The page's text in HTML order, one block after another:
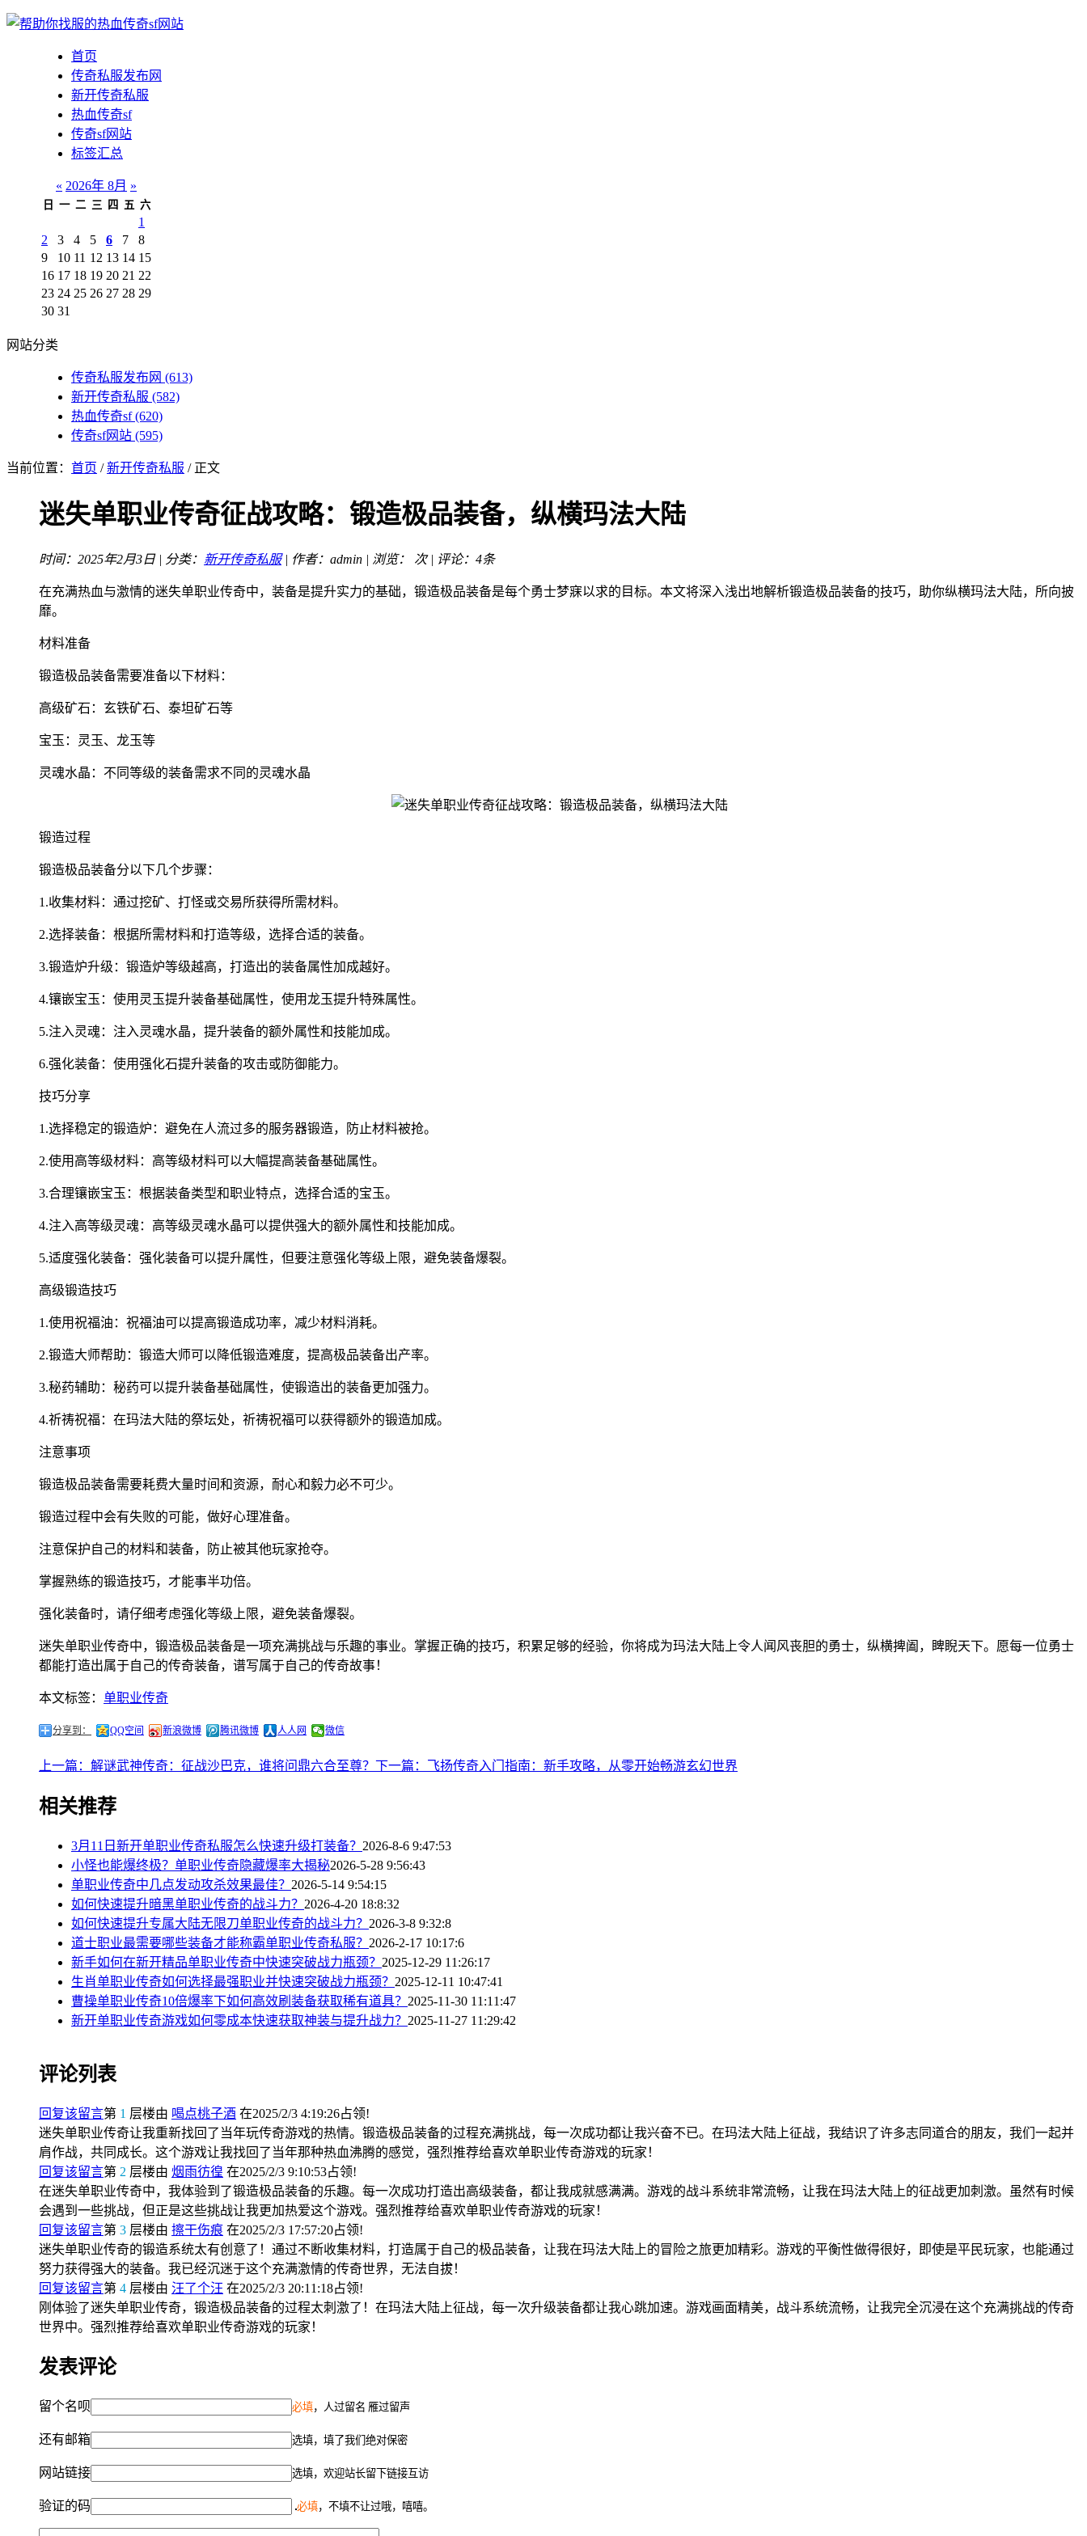
首页
传奇私服发布网
新开传奇私服
热血传奇sf
传奇sf网站
标签汇总
« 2026年 8月 »
日 一 二 三 四 五 六
1
2
3 4 5 6 7
8
9
10 11 12 13 14 15
16 17 18 19 20 21 22
23 24 25 26 27 28 29
30 31
网站分类
传奇私服发布网 (613)
新开传奇私服 (582)
热血传奇sf(620)
传奇sf网站 (595)
当前位置： 首页 /新开传奇私服 / 正文
迷失单职业传奇征战攻略：锻造极品装备，纵横玛法大陆
时间：2025年2月3日 | 分类： 新开传奇私服| 作者：admin | 浏览： 次 | 评论：4条
在充满热血与激情的迷失单职业传奇中，装备是提升实力的基础，锻造极品装备是每个勇士梦寐以求的目标。本文将深入浅出地解析锻造极品装备的技巧，助你纵横玛法大陆，所向披
靡。
材料准备
锻造极品装备需要准备以下材料：
高级矿石：玄铁矿石、泰坦矿石等
宝玉：灵玉、龙玉等
灵魂水晶：不同等级的装备需求不同的灵魂水晶
锻造过程
锻造极品装备分以下几个步骤：
1.收集材料：通过挖矿、打怪或交易所获得所需材料。
2.选择装备：根据所需材料和打造等级，选择合适的装备。
3.锻造炉升级：锻造炉等级越高，打造出的装备属性加成越好。
4.镶嵌宝玉：使用灵玉提升装备基础属性，使用龙玉提升特殊属性。
5.注入灵魂：注入灵魂水晶，提升装备的额外属性和技能加成。
6.强化装备：使用强化石提升装备的攻击或防御能力。
技巧分享
1.选择稳定的锻造炉：避免在人流过多的服务器锻造，防止材料被抢。
2.使用高等级材料：高等级材料可以大幅提高装备基础属性。
3.合理镶嵌宝玉：根据装备类型和职业特点，选择合适的宝玉。
4.注入高等级灵魂：高等级灵魂水晶可以提供强大的额外属性和技能加成。
5.适度强化装备：强化装备可以提升属性，但要注意强化等级上限，避免装备爆裂。
高级锻造技巧
1.使用祝福油：祝福油可以提高锻造成功率，减少材料消耗。
2.锻造大师帮助：锻造大师可以降低锻造难度，提高极品装备出产率。
3.秘药辅助：秘药可以提升装备基础属性，使锻造出的装备更加强力。
4.祈祷祝福：在玛法大陆的祭坛处，祈祷祝福可以获得额外的锻造加成。
注意事项
锻造极品装备需要耗费大量时间和资源，耐心和毅力必不可少。
锻造过程中会有失败的可能，做好心理准备。
注意保护自己的材料和装备，防止被其他玩家抢夺。
掌握熟练的锻造技巧，才能事半功倍。
强化装备时，请仔细考虑强化等级上限，避免装备爆裂。
迷失单职业传奇中，锻造极品装备是一项充满挑战与乐趣的事业。掌握正确的技巧，积累足够的经验，你将成为玛法大陆上令人闻风丧胆的勇士，纵横捭阖，睥睨天下。愿每一位勇士
都能打造出属于自己的传奇装备，谱写属于自己的传奇故事！
本文标签： 单职业传奇
分享到： QQ空间 新浪微博 腾讯微博 人人网 微信
上一篇：解谜武神传奇：征战沙巴克，谁将问鼎六合至尊？ 下一篇：飞扬传奇入门指南：新手攻略，从零开始畅游玄幻世界
相关推荐
3月11日新开单职业传奇私服怎么快速升级打装备？ 2026-8-6 9:47:53
小怪也能爆终极？单职业传奇隐藏爆率大揭秘2026-5-28 9:56:43
单职业传奇中几点发动攻杀效果最佳？ 2026-5-14 9:54:15
如何快速提升暗黑单职业传奇的战斗力？ 2026-4-20 18:8:32
如何快速提升专属大陆无限刀单职业传奇的战斗力？ 2026-3-8 9:32:8
道士职业最需要哪些装备才能称霸单职业传奇私服？ 2026-2-17 10:17:6
新手如何在新开精品单职业传奇中快速突破战力瓶颈？ 2025-12-29 11:26:17
生肖单职业传奇如何选择最强职业并快速突破战力瓶颈？ 2025-12-11 10:47:41
曹操单职业传奇10倍爆率下如何高效刷装备获取稀有道具？ 2025-11-30 11:11:47
新开单职业传奇游戏如何零成本快速获取神装与提升战力？ 2025-11-27 11:29:42
评论列表
回复该留言第 1 层楼由 喝点桃子酒 在2025/2/3 4:19:26占领!
迷失单职业传奇让我重新找回了当年玩传奇游戏的热情。锻造极品装备的过程充满挑战，每一次成功都让我兴奋不已。在玛法大陆上征战，我结识了许多志同道合的朋友，我们一起并
肩作战，共同成长。这个游戏让我找回了当年那种热血沸腾的感觉，强烈推荐给喜欢单职业传奇游戏的玩家！
回复该留言第 2 层楼由 烟雨彷徨 在2025/2/3 9:10:53占领!
在迷失单职业传奇中，我体验到了锻造极品装备的乐趣。每一次成功打造出高级装备，都让我成就感满满。游戏的战斗系统非常流畅，让我在玛法大陆上的征战更加刺激。虽然有时候
会遇到一些挑战，但正是这些挑战让我更加热爱这个游戏。强烈推荐给喜欢单职业传奇游戏的玩家！
回复该留言第 3 层楼由 擦干伤痕 在2025/2/3 17:57:20占领!
迷失单职业传奇的锻造系统太有创意了！通过不断收集材料，打造属于自己的极品装备，让我在玛法大陆上的冒险之旅更加精彩。游戏的平衡性做得很好，即使是平民玩家，也能通过
努力获得强大的装备。我已经沉迷于这个充满激情的传奇世界，无法自拔！
回复该留言第 4 层楼由 汪了个汪 在2025/2/3 20:11:18占领!
刚体验了迷失单职业传奇，锻造极品装备的过程太刺激了！在玛法大陆上征战，每一次升级装备都让我心跳加速。游戏画面精美，战斗系统流畅，让我完全沉浸在这个充满挑战的传奇
世界中。强烈推荐给喜欢单职业传奇游戏的玩家！
发表评论
留个名呗 必填，人过留名 雁过留声
还有邮箱 选填，填了我们绝对保密
网站链接 选填，欢迎站长留下链接互访
验证的码 必填，不填不让过哦，嘻嘻。